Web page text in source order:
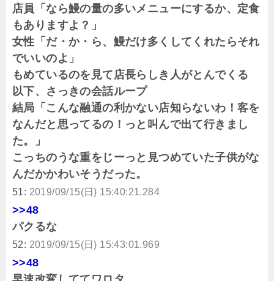
店員「なら鰻の量の多いメニューにするか、定食
もありますよ？」
女性「だ・か・ら、鰻だけ多くしてくれたらそれ
でいいのよ」
もめているのを見て店長らしき人がとんでくる
以下、さっきの会話ループ
結局「こんな融通の利かない店知らないわ！客を
なんだと思ってるの！っと叫んで出て行きまし
た。」
こっちのうな重をじーっと見つめていた子供がな
んだかかわいそうだった。
51: 2019/09/15(日) 15:40:21.284
>>48
パクるな
52: 2019/09/15(日) 15:43:01.969
>>48